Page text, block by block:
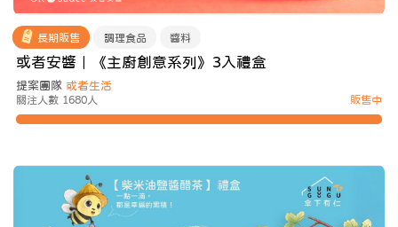
長期販售 調理食品 醬料
或者安醬｜《主廚創意系列》3入禮盒
提案團隊 或者生活
關注人數 1680人 販售中